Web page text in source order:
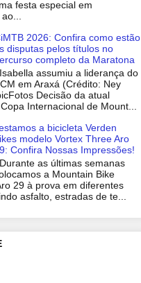
festa especial em
2026: Confira como estão
disputas pelos títulos no
completo da Maratona
assumiu a liderança do
em Araxá (Crédito: Ney
Decisão da atual
Internacional de Mount...
a bicicleta Verden
modelo Vortex Three Aro
Confira Nossas Impressões!
as últimas semanas
a Mountain Bike
29 à prova em diferentes
asfalto, estradas de te...